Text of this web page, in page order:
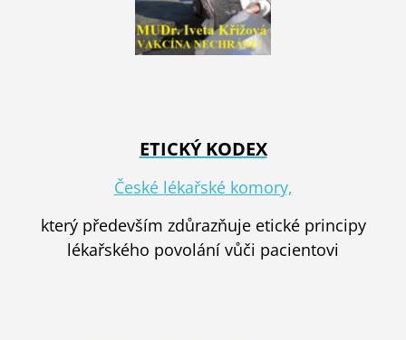
ETICKÝ KODEX
České lékařské komory,
který především zdůrazňuje etické principy
lékařského povolání vůči pacientovi